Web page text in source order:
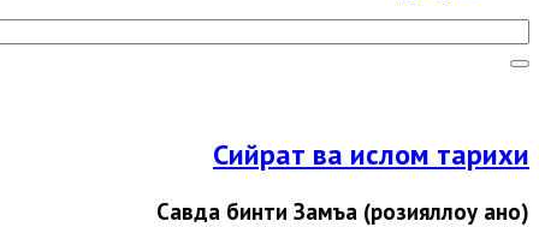
Сийрат ва ислом тарихи
Савда бинти Замъа (розияллоҳу анҳо)